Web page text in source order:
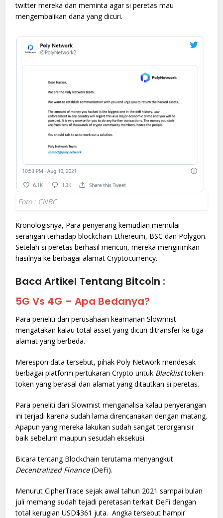
twitter mereka dan meminta agar si peretas mau
mengembalikan dana yang dicuri.
Foto : CNBC
Kronologisnya, Para penyerang kemudian memulai
serangan terhadap blockchain Ethereum, BSC dan Polygon.
Setelah si peretas berhasil mencuri, mereka mengirimkan
hasilnya ke berbagai alamat Cryptocurrency.
Baca Artikel Tentang Bitcoin :
5G Vs 4G – Apa Bedanya?
Para peneliti dari perusahaan keamanan Slowmist
mengatakan kalau total asset yang dicuri ditransfer ke tiga
alamat yang berbeda.
Merespon data tersebut, pihak Poly Network mendesak
berbagai platform pertukaran Crypto untuk Blacklisttoken-
token yang berasal dari alamat yang ditautkan si peretas.
Para peneliti dari Slowmist menganalisa kalau penyerangan
ini terjadi karena sudah lama direncanakan dengan matang.
Apapun yang mereka lakukan sudah sangat terorganisir
baik sebelum maupun sesudah eksekusi.
Bicara tentang Blockchain terutama menyangkut
Decentralized Finance(DeFi).
Menurut CipherTrace sejak awal tahun 2021 sampai bulan
juli memang sudah tejadi peretasan terkait DeFi dengan
total kerugian USD$361 juta. Angka tersebut hampir